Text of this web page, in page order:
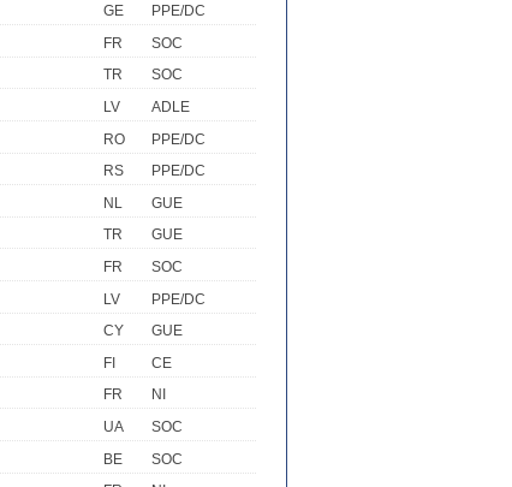
GE
PPE/DC
FR
SOC
TR
SOC
LV
ADLE
RO
PPE/DC
RS
PPE/DC
NL
GUE
TR
GUE
FR
SOC
LV
PPE/DC
CY
GUE
FI
CE
FR
NI
UA
SOC
BE
SOC